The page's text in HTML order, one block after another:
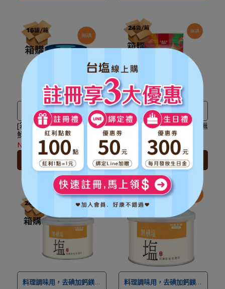
★ 登入會員訂購，管理訂單
更方便，還可
累積紅利點
數，一點抵一元！
到貨時間參考
後，下個工作天出貨，出貨
後物流預計1-3個工作天送
達。
★ 登入會員訂購，管理訂單
更方便，還可累積紅利點
！
★到貨時間參考
：訂購完成
後，下個工作天出貨，出貨
後物流預計1-3個工作天送
達。
適合蒸煮、燉煮及海鮮料理
本商品恕不配合下單禮、
滿額贈＆加價購
★ 工廠直送宅配到府，無超
全館滿 NT$ 1,500
免運費 。
★ 登入會員訂購，管理訂單
更方便，還可累積紅利點
數，一點抵一元！
到貨時間參考：訂購完成
後，下個工作天出貨，出貨
達。
[箱購16罐，蒸煮燉煮及海
鮮料理]無碘 地中海生態海
鹽（450g/罐）x16罐
NT$1,280NT$2,000
加入購物車
料理調味用，鮮味黃金比
例，一匙美味
★
本商品恕不配合下單禮、
滿額贈＆加價購。
★ 工廠直送宅配到府，無超
商取貨，
全館滿 NT$ 1,500
★ 登入會員訂購，管理訂單
更方便，還可
累積紅利點
數，一點抵一元
★
到貨時間參考
：訂購完成
後，下個工作天出貨，出貨
後物流預計1-3個工作天送
[箱購24袋，料理調味用]無
碘 自然鮮料理海鹽
（500g/袋）x24袋
NT$2,160NT$2,400
加入購物車
料理調味用，去碘加鈣鎂．
料理調味用，去碘加鈣鎂．